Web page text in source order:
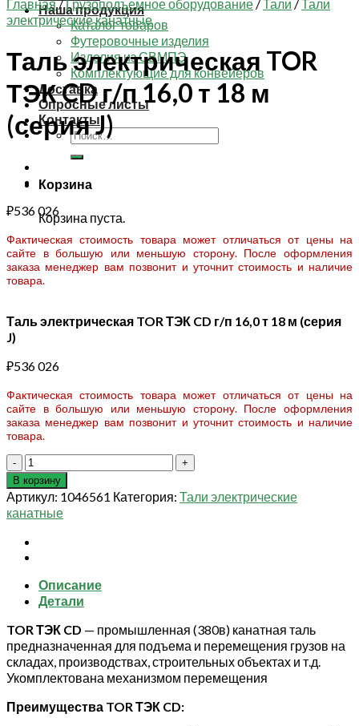
Наша продукция
Каталог товаров
Футеровочные изделия
Изделия из СВМПЭ
Комплектующие для конвейеров
Доставка
Опросные листы
Контакты
Искать:
Корзина
Корзина пуста.
Главная/Грузоподъемное оборудование /Тали /Тали
электрические канатные
Таль электрическая TOR
ТЭК CD г/п 16,0 т 18 м
(серия J)
₽536 026
Фактическая стоимость товара может отличаться от цены на
сайте в большую или меньшую сторону. После оформления
заказа менеджер вам позвонит и уточнит стоимость и наличие
товара.
Таль электрическая TOR ТЭК CD г/п 16,0 т 18 м (серия
J)
₽536 026
Фактическая стоимость товара может отличаться от цены на
сайте в большую или меньшую сторону. После оформления
заказа менеджер вам позвонит и уточнит стоимость и наличие
товара.
Количество
товара
Таль
электрическая
TOR
ТЭК
CD
п
16,0
18
м
(серия
J)
В корзину
Артикул: 1046561 Категория: Тали электрические
канатные
Описание
Детали
TOR ТЭК CD — промышленная (380в) канатная таль
предназначенная для подъема и перемещения грузов на
складах, производствах, строительных объектах и т.д.
Укомплектована механизмом перемещения
Преимущества TOR ТЭК CD: